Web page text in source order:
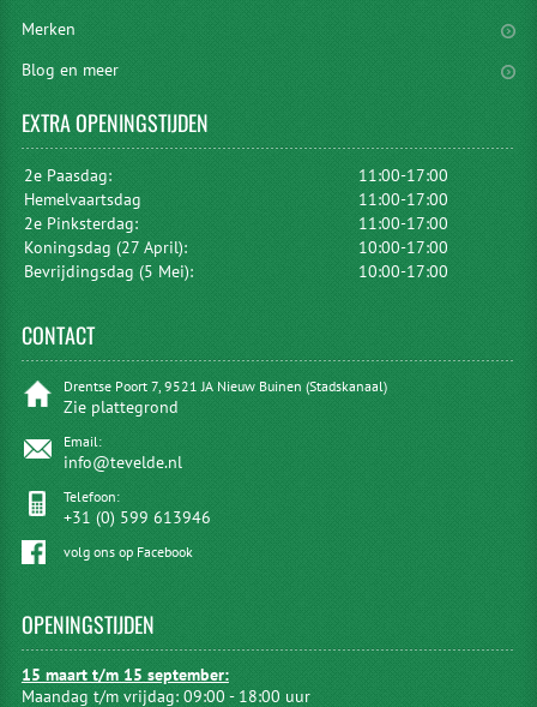
Merken
Blog en meer
EXTRAOPENINGSTIJDEN
2e Paasdag:
11:00-17:00
Hemelvaartsdag
11:00-17:00
2e Pinksterdag:
11:00-17:00
Koningsdag (27 April):
10:00-17:00
Bevrijdingsdag (5 Mei):
10:00-17:00
CONTACT
Drentse Poort 7, 9521 JA Nieuw Buinen (Stadskanaal)
Zie plattegrond
Email:
info@tevelde.nl
Telefoon:
+31 (0) 599 613946
volg ons op Facebook
OPENINGSTIJDEN
15 maart t/m 15 september:
Maandag t/m vrijdag: 09:00 - 18:00 uur